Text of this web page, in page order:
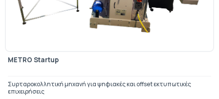
METRO Startup
Συρταροκολλητική μηχανή για ψηφιακές και offset εκτυπωτικές
επιχειρήσεις